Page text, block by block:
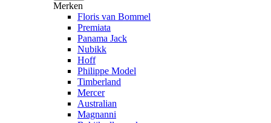
Merken
Floris van Bommel
Premiata
Panama Jack
Nubikk
Hoff
Philippe Model
Timberland
Mercer
Australian
Magnanni